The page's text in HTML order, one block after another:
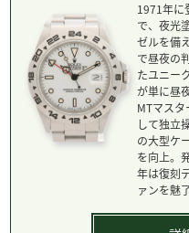
1971年に
で、夜光
ゼルを備
で昼夜の
たユニー
が単に昼
MTマス
して独立
の大型ケ
を向上。
年は復刻
ァンを魅